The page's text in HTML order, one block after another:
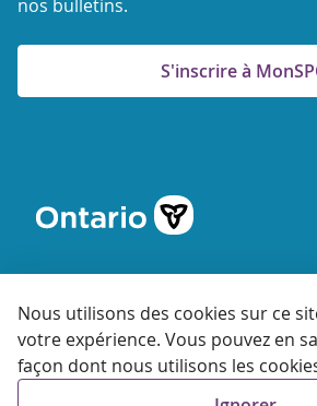
Nous utilisons des cookies sur ce
votre expérience. Vous pouvez en
façon dont nous utilisons les
nos bulletins.
S'inscrire à
© 2026 Agence ontarienne de protection
la santé